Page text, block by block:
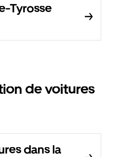
Tyrosse
de voitures
dans la